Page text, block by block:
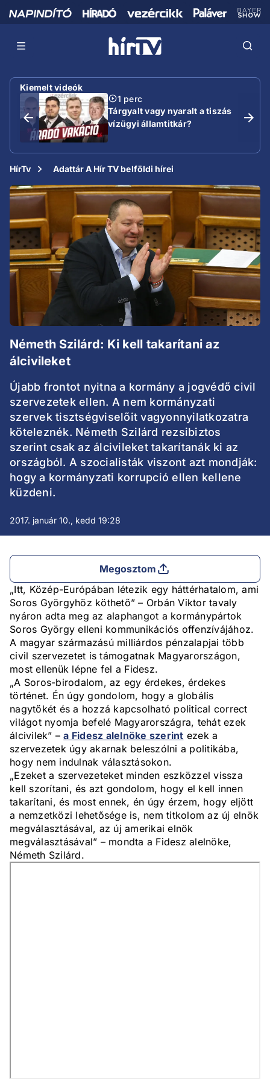
Kiemelt videók
1 perc
Tárgyalt vagy nyaralt a tiszás
vízügyi államtitkár?
HírTv Adattár A Hír TV belföldi hírei
Németh Szilárd: Ki kell takarítani az
álcivileket
Újabb frontot nyitna a kormány a jogvédő civil
szervezetek ellen. A nem kormányzati
szervek tisztségviselőit vagyonnyilatkozatra
köteleznék. Németh Szilárd rezsibiztos
szerint csak az álcivileket takarítanák ki az
országból. A szocialisták viszont azt mondják:
hogy a kormányzati korrupció ellen kellene
küzdeni.
2017. január 10., kedd 19:28
Megosztom
„Itt, Közép-Európában létezik egy háttérhatalom, ami
Soros Györgyhöz köthető” – Orbán Viktor tavaly
nyáron adta meg az alaphangot a kormánypártok
Soros György elleni kommunikációs offenzívájához.
A magyar származású milliárdos pénzalapjai több
civil szervezetet is támogatnak Magyarországon,
most ellenük lépne fel a Fidesz.
„A Soros-birodalom, az egy érdekes, érdekes
történet. Én úgy gondolom, hogy a globális
nagytőkét és a hozzá kapcsolható political correct
világot nyomja befelé Magyarországra, tehát ezek
álcivilek” –a Fidesz alelnöke szerint ezek a
szervezetek úgy akarnak beleszólni a politikába,
hogy nem indulnak választásokon.
„Ezeket a szervezeteket minden eszközzel vissza
kell szorítani, és azt gondolom, hogy el kell innen
takarítani, és most ennek, én úgy érzem, hogy eljött
a nemzetközi lehetősége is, nem titkolom az új elnök
megválasztásával, az új amerikai elnök
megválasztásával” – mondta a Fidesz alelnöke,
Németh Szilárd.